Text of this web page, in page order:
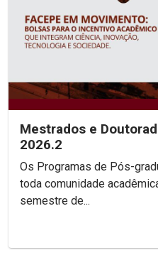
Mestrados e
2026.2
Os Programas de Pós-
toda comunidade
semestre de...